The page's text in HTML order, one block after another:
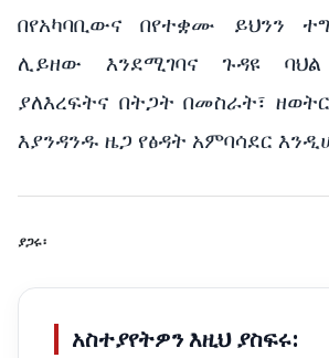
በየአካባቢውና በየተቋሙ ይህንን
ሊይዘው እንደሚገባና ጉዳዩ
ያለእረፍትና በትጋት በመስራት፣
እያንዳንዱ ዜጋ የፅዳት አምባሳደር
ያጋሩ፡
አስተያየትዎን እዚህ ያስፍሩ: